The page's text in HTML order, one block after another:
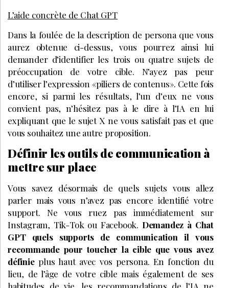
L’aide concrète de Chat GPT
Dans la foulée de la description de persona que vous
aurez obtenue ci-dessus, vous pourrez ainsi lui
demander d’identifier les trois ou quatre sujets de
préoccupation de votre cible. N’ayez pas peur
d’utiliser l’expression «piliers de contenus». Cette fois
encore, si parmi les résultats, l’un d’eux ne vous
convient pas, n’hésitez pas à le dire à l’IA en lui
expliquant que le sujet X ne vous satisfait pas et que
vous souhaitez une autre proposition.
Définir les outils de communication à
mettre sur place
Vous savez désormais de quels sujets vous allez
parler mais vous n’avez pas encore identifié votre
support. Ne vous ruez pas immédiatement sur
Instagram, Tik-Tok ou Facebook. Demandez à Chat
GPT quels supports de communication il vous
recommande pour toucher la cible que vous avez
définieplus haut avec vos persona. En fonction du
lieu, de l’âge de votre cible mais également de ses
habitudes de vie, les recommandations de l’IA ne